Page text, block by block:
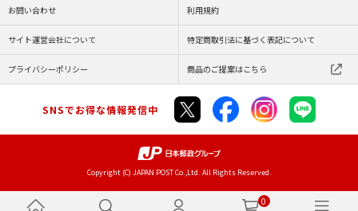
0
お問い合わせ 利用規約
サイト運営会社について 特定商取引法に基づく表記について
プライバシーポリシー 商品のご提案はこちら
SNSでお得な情報発信中
Copyright (C) JAPAN POST Co.,Ltd. All Rights Reserved.